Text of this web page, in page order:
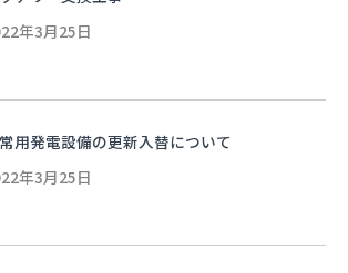
年3月25日
用発電設備の更新入替について
年3月25日